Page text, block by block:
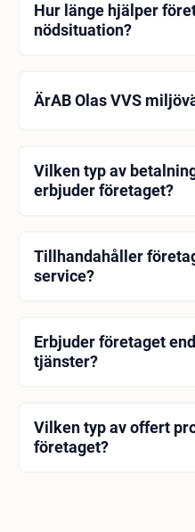
Hur länge hjälper
nödsituation?
ÄrAB Olas VVS
Vilken typ av
erbjuder företaget?
Tillhandahåller
service?
Erbjuder företaget
tjänster?
Vilken typ av offert
företaget?